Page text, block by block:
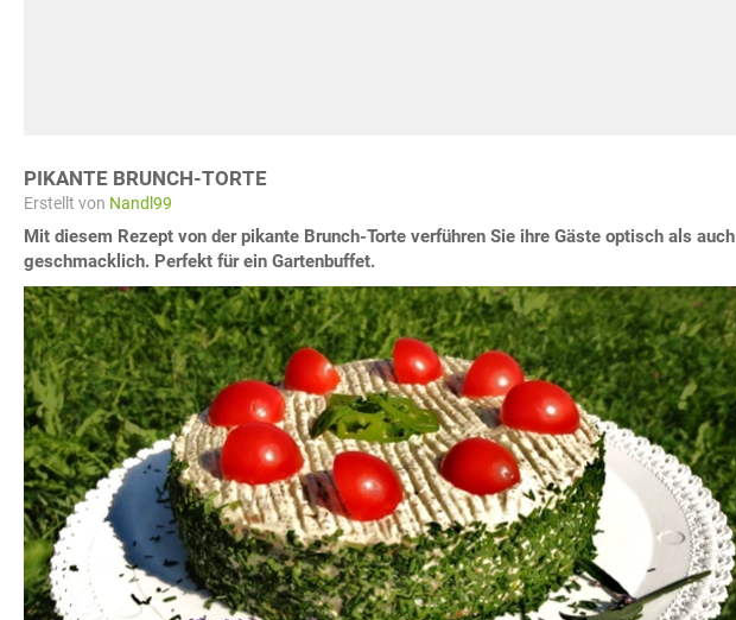
PIKANTE BRUNCH-TORTE
Erstellt von Nandl99
Mit diesem Rezept von der pikante Brunch-Torte verführen Sie ihre Gäste optisch als auch
geschmacklich. Perfekt für ein Gartenbuffet.